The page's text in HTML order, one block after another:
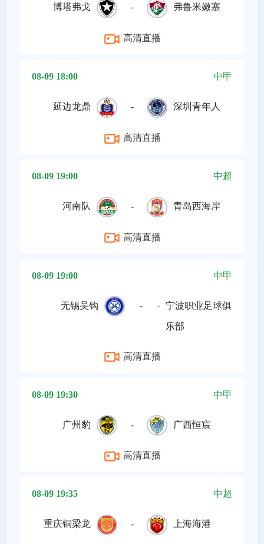
博塔弗戈 - 弗鲁米嫩塞
高清直播
08-09 18:00 中甲
延边龙鼎 - 深圳青年人
高清直播
08-09 19:00 中超
河南队 - 青岛西海岸
高清直播
08-09 19:00 中甲
无锡吴钩 - 宁波职业足球俱
乐部
高清直播
08-09 19:30 中甲
广州豹 - 广西恒宸
高清直播
08-09 19:35 中超
重庆铜梁龙 - 上海海港